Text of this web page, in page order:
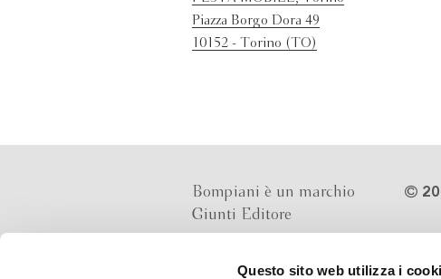
Questo sito web utilizza i
Piazza Borgo Dora 49
10152 - Torino (TO)
Bompiani è un marchio
Giunti Editore